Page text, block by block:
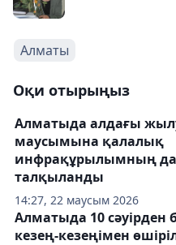
Алматы
Оқи отырыңыз
14:27, 22 маусым 2026
Алматыда алдағы
маусымына қалалық
инфрақұрылымның
талқыланды
Алматыда 10 сәуірден
кезең-кезеңімен